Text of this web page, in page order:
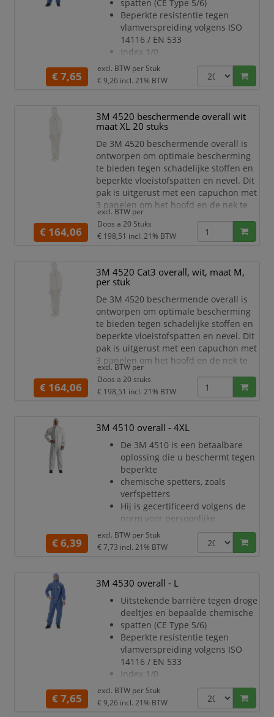
om makkelijk aan/uit te trekken
en
extra bescherming
Manchet
spatten (CE Type 5/6)
Beperkte resistentie tegen
vlamverspreiding volgens ISO
14116 / EN 533
Index 1/0
Zeer ademend SMMS-materiaal
Ritssluiting met afdekking
makkelijk aan/uit te trekken en
bescherming
Gebreide mouwboorden en
elastiek in de taille en
enkelstukken voor een
betere pasvorm en meer
bewegingsvrijheid
Pluist bijna niet
Antistatische behan
€ 7,65
excl. BTW per Stuk
€ 9,26 incl. 21% BTW
3M 4520 beschermende overall wit
maat XL 20 stuks
De 3M 4520 beschermende overall is
ontworpen om optimale bescherming
te bieden tegen schadelijke stoffen en
beperkte vloeistofspatten en nevel. Dit
pak is uitgerust met een capuchon met
3 panelen om het hoofd en de nek te
beschermen en is gemaakt van
geavanceerde, lichte en ademende
materialen, wat zorgt voor een
innovatieve technologieën biedt het
een hoge prestatie terwijl het comfort
voor de drager gewaarborgd
€ 164,06
excl. BTW per
Doos a 20 Stuks
€ 198,51 incl. 21% BTW
3M 4520 Cat3 overall, wit, maat M,
per stuk
De 3M 4520 beschermende overall is
ontworpen om optimale bescherming
te bieden tegen schadelijke stoffen en
beperkte vloeistofspatten en nevel. Dit
pak is uitgerust met een capuchon met
3 panelen om het hoofd en de nek te
beschermen en is gemaakt van
geavanceerde, lichte en ademende
materialen, wat zorgt voor een
innovatieve technologieën biedt het
een hoge prestatie terwijl het comfort
voor de drager gewaarborgd
€ 164,06
excl. BTW per
Doos a 20 stuks
€ 198,51 incl. 21% BTW
3M 4510 overall - 4XL
De 3M 4510 is een betaalbare
oplossing die u beschermt tegen
beperkte
chemische spetters, zoals
verfspetters
Hij is gecertificeerd volgens de
norm voor persoonlijke
beschermingsmiddelen (PPE)
categorie III, type 5/6
Uitstekende barrière tegen droge
spetters (CE Type 5/6)
materiaal
Tweerichtingsrits met stormflap
om makkelijk aan/uit te trekken
en
extra bescherming
Manchet
€ 6,39
excl. BTW per Stuk
€ 7,73 incl. 21% BTW
3M 4530 overall - L
Uitstekende barrière tegen droge
deeltjes en bepaalde chemische
spatten (CE Type 5/6)
Beperkte resistentie tegen
vlamverspreiding volgens ISO
14116 / EN 533
Index 1/0
Zeer ademend SMMS-materiaal
Ritssluiting met afdekking
makkelijk aan/uit te trekken en
€ 7,65
excl. BTW per Stuk
€ 9,26 incl. 21% BTW